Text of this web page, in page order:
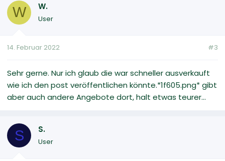
W W.
User
14. Februar 2022 #3
Sehr gerne. Nur ich glaub die war schneller ausverkauft
wie ich den post veröffentlichen könnte.*1f605.png* gibt
aber auch andere Angebote dort, halt etwas teurer...
S S.
User